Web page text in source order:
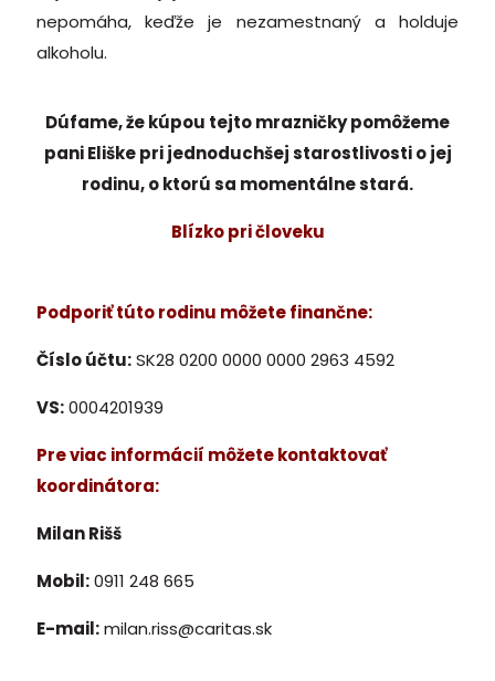
nepomáha, keďže je nezamestnaný a holduje
alkoholu.
Dúfame, že kúpou tejto mrazničky pomôžeme
pani Eliške pri jednoduchšej starostlivosti o jej
rodinu, o ktorú sa momentálne stará.
Blízko pri človeku
Podporiť túto rodinu môžete finančne:
Číslo účtu:SK28 0200 0000 0000 2963 4592
VS:0004201939
Pre viac informácií môžete kontaktovať
koordinátora:
Milan Rišš
Mobil:0911 248 665
E-mail:milan.riss@caritas.sk